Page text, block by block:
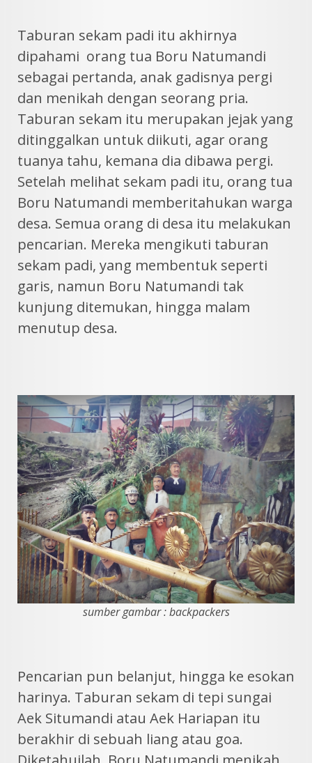
Taburan sekam padi itu akhirnya
dipahami orang tua Boru Natumandi
sebagai pertanda, anak gadisnya pergi
dan menikah dengan seorang pria.
Taburan sekam itu merupakan jejak yang
ditinggalkan untuk diikuti, agar orang
tuanya tahu, kemana dia dibawa pergi.
Setelah melihat sekam padi itu, orang tua
Boru Natumandi memberitahukan warga
desa. Semua orang di desa itu melakukan
pencarian. Mereka mengikuti taburan
sekam padi, yang membentuk seperti
garis, namun Boru Natumandi tak
kunjung ditemukan, hingga malam
menutup desa.
sumber gambar : backpackers
Pencarian pun belanjut, hingga ke esokan
harinya. Taburan sekam di tepi sungai
Aek Situmandi atau Aek Hariapan itu
berakhir di sebuah liang atau goa.